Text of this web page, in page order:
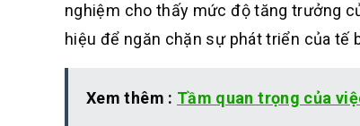
nghiệm cho thấy mức độ tăng trưởng
hiệu để ngăn chặn sự phát triển của tế
Xem thêm : Tầm quan trọng của